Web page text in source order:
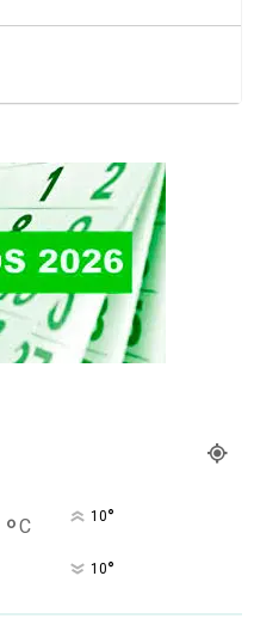
°C 10°
10°